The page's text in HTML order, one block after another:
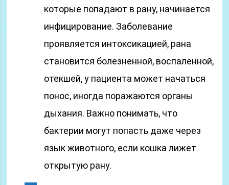
которые попадают в рану, начинается
инфицирование. Заболевание
проявляется интоксикацией, рана
становится болезненной, воспаленной,
отекшей, у пациента может начаться
понос, иногда поражаются органы
дыхания. Важно понимать, что
бактерии могут попасть даже через
язык животного, если кошка лижет
открытую рану.